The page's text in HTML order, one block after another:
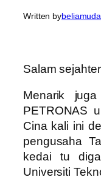
Written bybeliamuda
Salam
Menarik
PETRONAS
Cina kali ini
pengusaha
kedai tu
Universiti